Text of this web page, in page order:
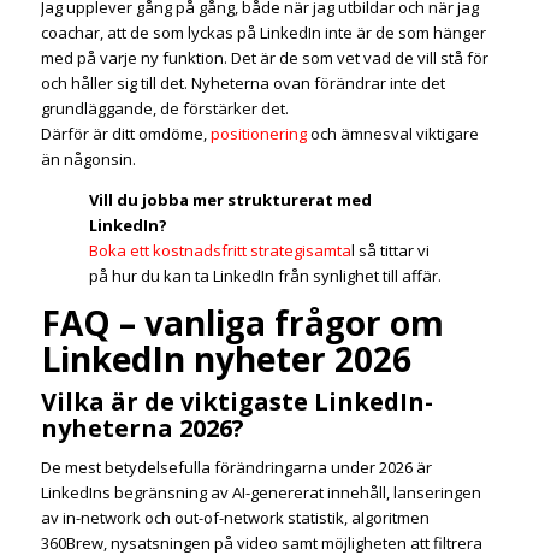
Jag upplever gång på gång, både när jag utbildar och när jag
coachar, att de som lyckas på LinkedIn inte är de som hänger
med på varje ny funktion. Det är de som vet vad de vill stå för
och håller sig till det. Nyheterna ovan förändrar inte det
grundläggande, de förstärker det.
Därför är ditt omdöme,positioneringoch ämnesval viktigare
än någonsin.
Vill du jobba mer strukturerat med
LinkedIn?
Boka ett kostnadsfritt strategisamtal så tittar vi
på hur du kan ta LinkedIn från synlighet till affär.
FAQ – vanliga frågor om
LinkedIn nyheter 2026
Vilka är de viktigaste LinkedIn-
nyheterna 2026?
De mest betydelsefulla förändringarna under 2026 är
LinkedIns begränsning av AI-genererat innehåll, lanseringen
av in-network och out-of-network statistik, algoritmen
360Brew, nysatsningen på video samt möjligheten att filtrera